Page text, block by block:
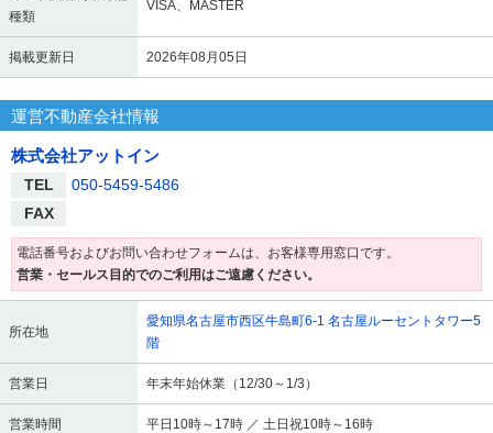
種類
VISA、MASTER
掲載更新日 2026年08月05日
運営不動産会社情報
株式会社アットイン
TEL
050-5459-5486
FAX
電話番号およびお問い合わせフォームは、お客様専用窓口です。
営業・セールス目的でのご利用はご遠慮ください。
所在地
愛知県名古屋市西区牛島町6-1 名古屋ルーセントタワー5
階
営業日 年末年始休業（12/30～1/3）
営業時間 平日10時～17時 ／ 土日祝10時～16時